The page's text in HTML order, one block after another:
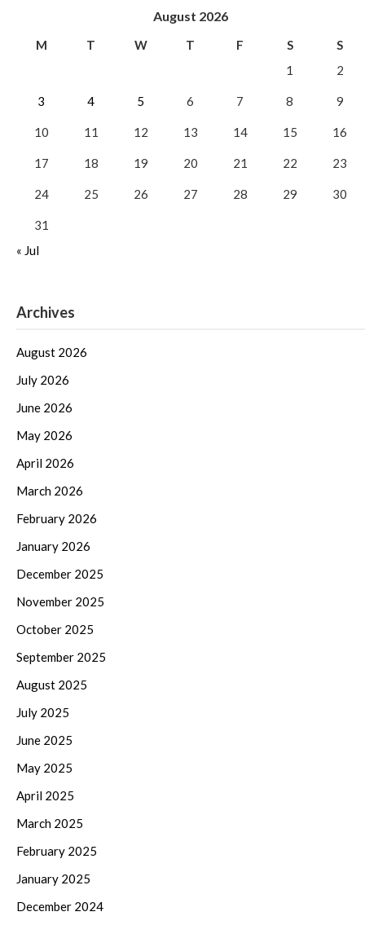
August 2026
M T W T F S
S
1
2
3 4 5 6 7 8 9
10 11 12 13 14 15 16
17 18 19 20 21 22 23
24 25 26 27 28 29 30
31
« Jul
Archives
August 2026
July 2026
June 2026
May 2026
April 2026
March 2026
February 2026
January 2026
December 2025
November 2025
October 2025
September 2025
August 2025
July 2025
June 2025
May 2025
April 2025
March 2025
February 2025
January 2025
December 2024